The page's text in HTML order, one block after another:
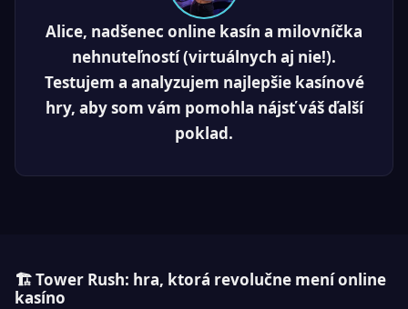
Alice, nadšenec online kasín a milovníčka
nehnuteľností (virtuálnych aj nie!).
Testujem a analyzujem najlepšie kasínové
hry, aby som vám pomohla nájsť váš ďalší
poklad.
🏗 Tower Rush: hra, ktorá revolučne mení online
kasíno